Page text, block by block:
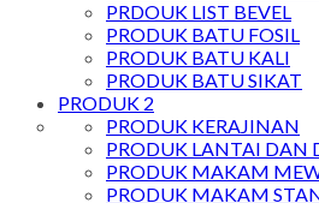
PRDOUK LIST BEVEL
PRODUK BATU FOSIL
PRODUK BATU KALI
PRODUK BATU SIKAT
PRODUK 2
PRODUK KERAJINAN
PRODUK LANTAI DAN
PRODUK MAKAM
PRODUK MAKAM